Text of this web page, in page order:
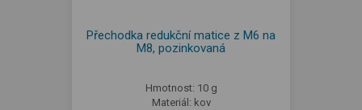
Přechodka redukční matice z M6 na
M8, pozinkovaná
Hmotnost: 10 g
Materiál: kov